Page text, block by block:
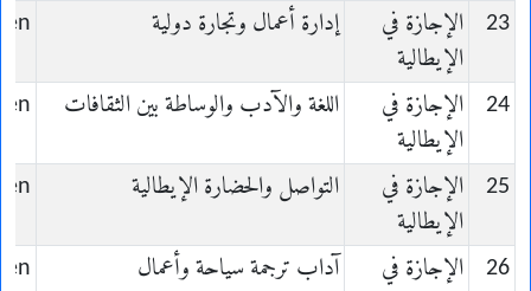
23
الإجازة في
الإيطالية
إدارة أعمال وتجارة دولية
24
الإجازة في
الإيطالية
اللغة والآدب والوساطة بين الثقافات
25
الإجازة في
الإيطالية
التواصل والحضارة الإيطالية
26
الإجازة في
آداب ترجمة سياحة وأعمال